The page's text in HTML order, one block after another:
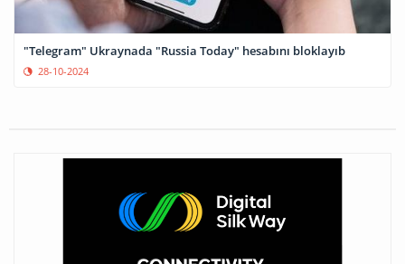
"Telegram" Ukraynada "Russia Today" hesabını bloklayıb
28-10-2024